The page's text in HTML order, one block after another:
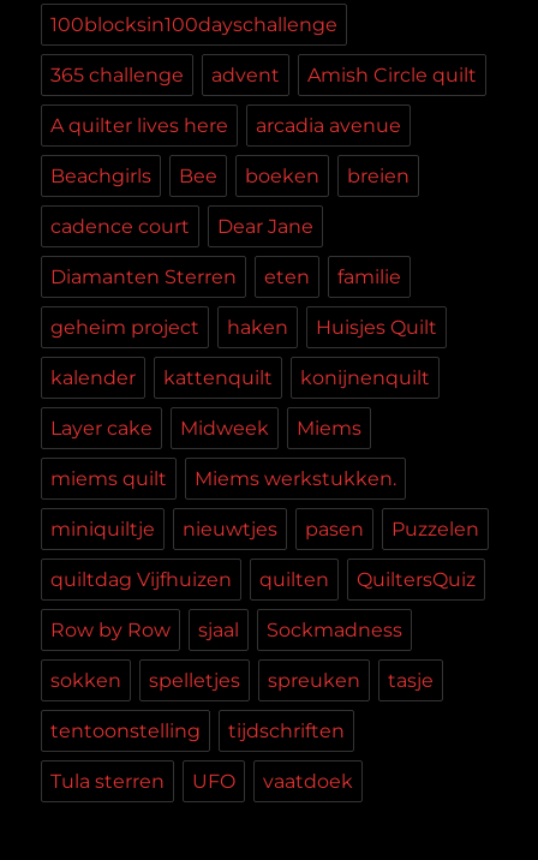
100blocksin100dayschallenge
365 challenge advent Amish Circle quilt
A quilter lives here arcadia avenue
Beachgirls Bee boeken breien
cadence court Dear Jane
Diamanten Sterren eten familie
geheim project haken Huisjes Quilt
kalender kattenquilt konijnenquilt
Layer cake Midweek Miems
miems quilt Miems werkstukken.
miniquiltje nieuwtjes pasen Puzzelen
quiltdag Vijfhuizen quilten QuiltersQuiz
Row by Row sjaal Sockmadness
sokken spelletjes spreuken tasje
tentoonstelling tijdschriften
Tula sterren UFO vaatdoek